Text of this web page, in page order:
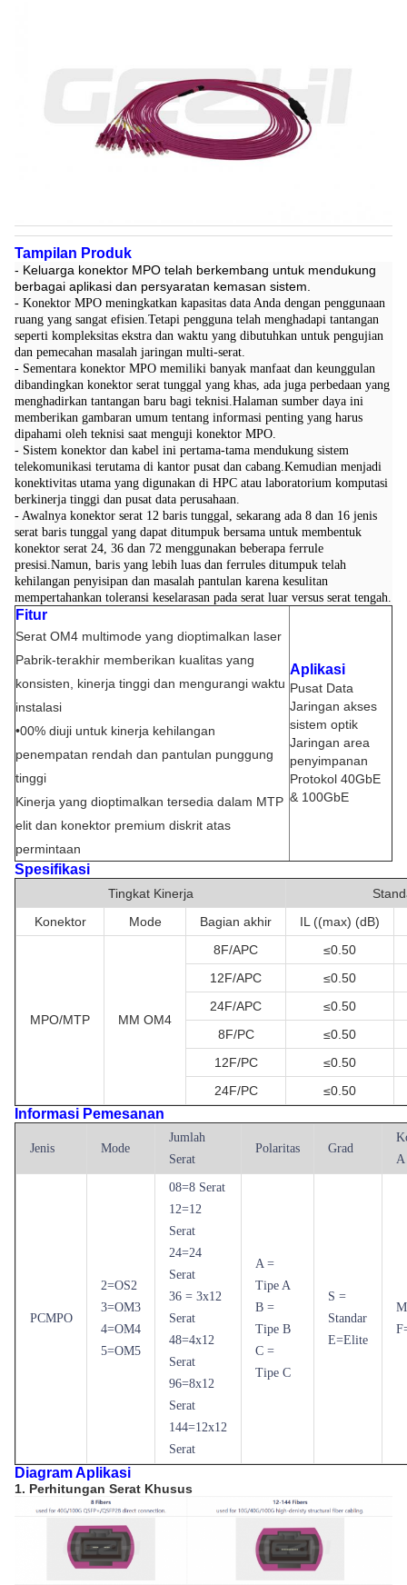
Tampilan Produk
- Keluarga konektor MPO telah berkembang untuk mendukung
berbagai aplikasi dan persyaratan kemasan sistem.
- Konektor MPO meningkatkan kapasitas data Anda dengan penggunaan
ruang yang sangat efisien.Tetapi pengguna telah menghadapi tantangan
seperti kompleksitas ekstra dan waktu yang dibutuhkan untuk pengujian
dan pemecahan masalah jaringan multi-serat.
- Sementara konektor MPO memiliki banyak manfaat dan keunggulan
dibandingkan konektor serat tunggal yang khas, ada juga perbedaan yang
menghadirkan tantangan baru bagi teknisi.Halaman sumber daya ini
memberikan gambaran umum tentang informasi penting yang harus
dipahami oleh teknisi saat menguji konektor MPO.
- Sistem konektor dan kabel ini pertama-tama mendukung sistem
telekomunikasi terutama di kantor pusat dan cabang.Kemudian menjadi
konektivitas utama yang digunakan di HPC atau laboratorium komputasi
berkinerja tinggi dan pusat data perusahaan.
- Awalnya konektor serat 12 baris tunggal, sekarang ada 8 dan 16 jenis
serat baris tunggal yang dapat ditumpuk bersama untuk membentuk
konektor serat 24, 36 dan 72 menggunakan beberapa ferrule
presisi.Namun, baris yang lebih luas dan ferrules ditumpuk telah
kehilangan penyisipan dan masalah pantulan karena kesulitan
mempertahankan toleransi keselarasan pada serat luar versus serat tengah.
Fitur
Serat OM4 multimode yang dioptimalkan laser
Pabrik-terakhir memberikan kualitas yang
konsisten, kinerja tinggi dan mengurangi waktu
instalasi
•00% diuji untuk kinerja kehilangan
penempatan rendah dan pantulan punggung
tinggi
Kinerja yang dioptimalkan tersedia dalam MTP
elit dan konektor premium diskrit atas
permintaan
Aplikasi
Pusat Data
Jaringan akses
sistem optik
Jaringan area
penyimpanan
Protokol 40GbE
& 100GbE
Spesifikasi
Tingkat Kinerja
Konektor
Mode Bagian akhir IL ((max) (dB)
MPO/MTP MM OM4
8F/APC ≤0.50
12F/APC
≤0.50
24F/APC
≤0.50
8F/PC
≤0.50
12F/PC
≤0.50
24F/PC
≤0.50
Informasi Pemesanan
Jenis Mode
Jumlah
Serat
Polaritas Grad
A
PCMPO
2=OS2
3=OM3
4=OM4
5=OM5
08=8 Serat
12=12
Serat
24=24
Serat
36 = 3x12
Serat
48=4x12
Serat
96=8x12
Serat
144=12x12
Serat
A =
Tipe A
B =
Tipe B
C =
Tipe C
S =
Standar
E=Elite
Diagram Aplikasi
1. Perhitungan Serat Khusus